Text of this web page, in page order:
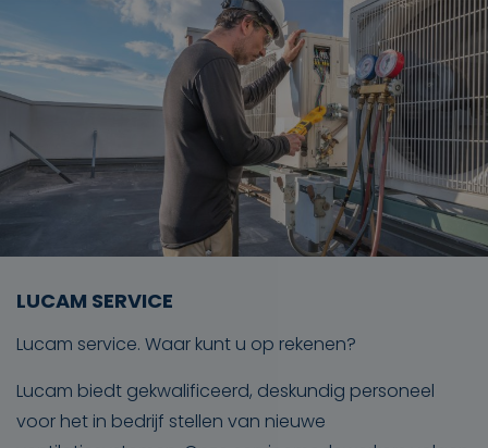
LUCAM SERVICE
Lucam service. Waar kunt u op rekenen?
Lucam biedt gekwalificeerd, deskundig personeel
voor het in bedrijf stellen van nieuwe